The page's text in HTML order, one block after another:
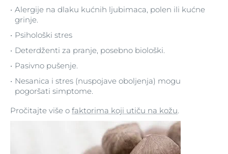
Alergije na dlaku kućnih ljubimaca, polen ili kućne
grinje.
Psihološki stres
Deterdženti za pranje, posebno biološki.
Pasivno pušenje.
Nesanica i stres (nuspojave oboljenja) mogu
pogoršati simptome.
Pročitajte više o faktorima koji utiču na kožu.